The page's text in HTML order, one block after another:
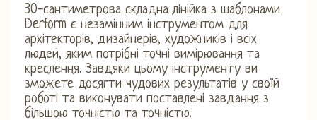
30-сантиметрова складна лінійка з шаблонами
Derform є незамінним інструментом для
архітекторів, дизайнерів, художників і всіх
людей, яким потрібні точні вимірювання та
креслення. Завдяки цьому інструменту ви
зможете досягти чудових результатів у своїй
роботі та виконувати поставлені завдання з
більшою точністю та точністю.